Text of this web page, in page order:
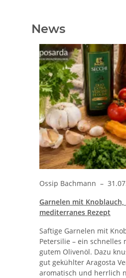
News
Ossip Bachmann –
Garnelen mit
mediterranes Rezept
Saftige Garnelen mit
Petersilie – ein
gutem Olivenöl. Dazu
gut gekühlter Aragosta
aromatisch und herrlich